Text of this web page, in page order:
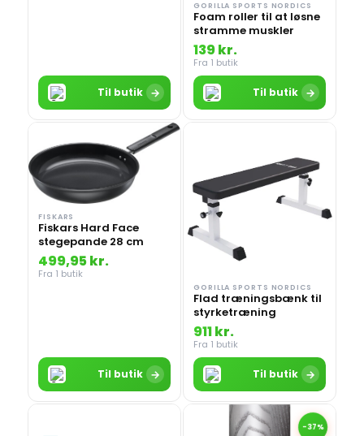
Til butik →
GORILLA SPORTS NORDICS
Foam roller til at løsne
stramme muskler
139 kr.
Fra 1 butik
Til butik →
FISKARS
Fiskars Hard Face
stegepande 28 cm
499,95 kr.
Fra 1 butik
Til butik →
GORILLA SPORTS NORDICS
Flad træningsbænk til
styrketræning
911 kr.
Fra 1 butik
Til butik →
-37%